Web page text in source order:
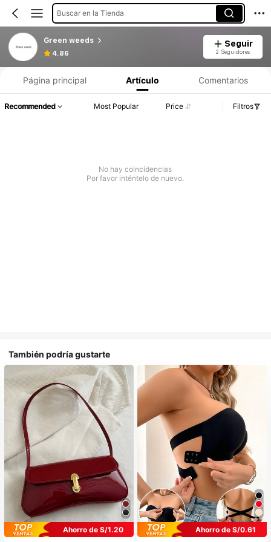
Buscar en la Tienda
Green weeds
4.86
Seguir
2 Seguidores
Página principal Artículo Comentarios
Recommended Most Popular Price Filtros
No hay coincidencias
Por favor inténtelo de nuevo.
También podría gustarte
Ahorro de S/1.20
Ahorro de S/0.61